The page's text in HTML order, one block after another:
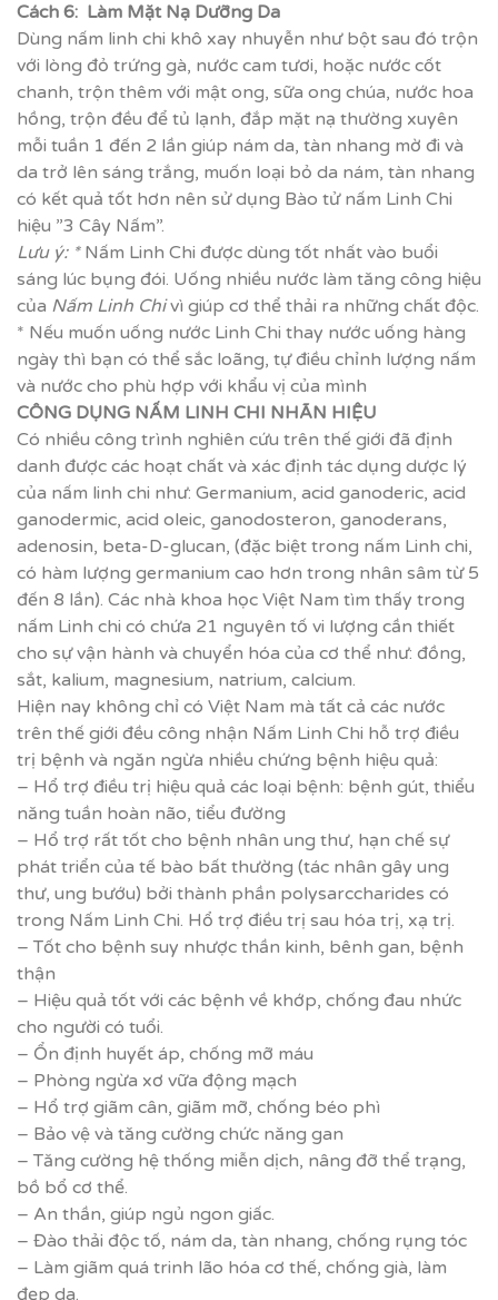
Cách 6: Làm Mặt Nạ Dưỡng Da
Dùng nấm linh chi khô xay nhuyễn như bột sau đó trộn
với lòng đỏ trứng gà, nước cam tươi, hoặc nước cốt
chanh, trộn thêm với mật ong, sữa ong chúa, nước hoa
hồng, trộn đều để tủ lạnh, đắp mặt nạ thường xuyên
mỗi tuần 1 đến 2 lần giúp nám da, tàn nhang mờ đi và
da trở lên sáng trắng, muốn loại bỏ da nám, tàn nhang
có kết quả tốt hơn nên sử dụng Bào tử nấm Linh Chi
hiệu ”3 Cây Nấm”.
Lưu ý: * Nấm Linh Chi được dùng tốt nhất vào buổi
sáng lúc bụng đói. Uống nhiều nước làm tăng công hiệu
của Nấm Linh Chivì giúp cơ thể thải ra những chất độc.
* Nếu muốn uống nước Linh Chi thay nước uống hàng
ngày thì bạn có thể sắc loãng, tự điều chỉnh lượng nấm
và nước cho phù hợp với khẩu vị của mình
CÔNG DỤNG NẤM LINH CHI NHÃN HIỆU
Có nhiều công trình nghiên cứu trên thế giới đã định
danh được các hoạt chất và xác định tác dụng dược lý
của nấm linh chi như: Germanium, acid ganoderic, acid
ganodermic, acid oleic, ganodosteron, ganoderans,
adenosin, beta-D-glucan, (đặc biệt trong nấm Linh chi,
có hàm lượng germanium cao hơn trong nhân sâm từ 5
đến 8 lần). Các nhà khoa học Việt Nam tìm thấy trong
nấm Linh chi có chứa 21 nguyên tố vi lượng cần thiết
cho sự vận hành và chuyển hóa của cơ thể như: đồng,
sắt, kalium, magnesium, natrium, calcium.
Hiện nay không chỉ có Việt Nam mà tất cả các nước
trên thế giới đều công nhận Nấm Linh Chi hỗ trợ điều
trị bệnh và ngăn ngừa nhiều chứng bệnh hiệu quả:
– Hổ trợ điều trị hiệu quả các loại bệnh: bệnh gút, thiểu
năng tuần hoàn não, tiểu đường
– Hổ trợ rất tốt cho bệnh nhân ung thư, hạn chế sự
phát triển của tế bào bất thường (tác nhân gây ung
thư, ung bướu) bởi thành phần polysarccharides có
trong Nấm Linh Chi. Hổ trợ điều trị sau hóa trị, xạ trị.
– Tốt cho bệnh suy nhược thần kinh, bênh gan, bệnh
thận
– Hiệu quả tốt với các bệnh về khớp, chống đau nhức
cho người có tuổi.
– Ổn định huyết áp, chống mỡ máu
– Phòng ngừa xơ vữa động mạch
– Hổ trợ giãm cân, giãm mỡ, chống béo phì
– Bảo vệ và tăng cường chức năng gan
– Tăng cường hệ thống miễn dịch, nâng đỡ thể trạng,
bồ bổ cơ thể.
– An thần, giúp ngủ ngon giấc.
– Đào thải độc tố, nám da, tàn nhang, chống rụng tóc
– Làm giãm quá trinh lão hóa cơ thế, chống già, làm
đẹp da.